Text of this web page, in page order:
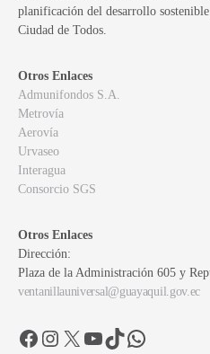
planificación del desarrollo
Ciudad de Todos.
Otros Enlaces
Admunifondos S.A.
Metrovía
Aerovía
Urvaseo
Interagua
Consorcio SGS
Otros Enlaces
Dirección:
Plaza de la Administración 605 y
ventanillauniversal@guayaquil.gov.ec
FacebookInstagram
X YouTube
TikTokWhatsApp